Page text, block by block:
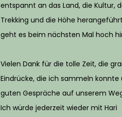
entspannt an das Land, die Kultur,
Trekking und die Höhe
geht es beim nächsten Mal hoch
Vielen Dank für die tolle Zeit, die
Eindrücke, die ich sammeln konnte
guten Gespräche auf unserem
Ich würde jederzeit wieder mit Hari